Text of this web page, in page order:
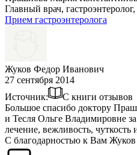
Главный врач,
Прием гастроэнтеролога
Жуков Федор Иванович
27 сентября 2014
Источник:
С книги отзывов
Большое спасибо доктору
и Тесля Ольге Владимировне
лечение, вежливость, чуткость
С благодарностью к Вам